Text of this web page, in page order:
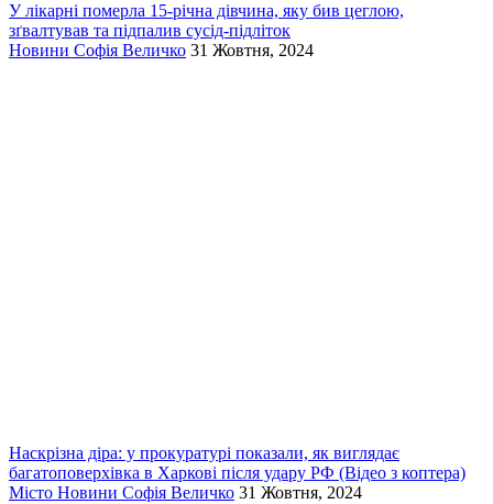
У лікарні померла 15-річна дівчина, яку бив цеглою,
зґвалтував та підпалив сусід-підліток
Новини Софія Величко 31 Жовтня, 2024
Наскрізна діра: у прокуратурі показали, як виглядає
багатоповерхівка в Харкові після удару РФ (Відео з коптера)
Місто Новини Софія Величко 31 Жовтня, 2024